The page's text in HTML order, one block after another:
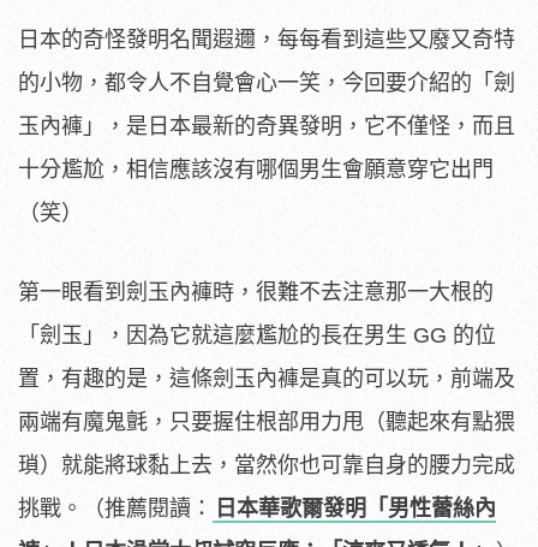
日本的奇怪發明名聞遐邇，每每看到這些又廢又奇特
的小物，都令人不自覺會心一笑，今回要介紹的「劍
玉內褲」，是日本最新的奇異發明，它不僅怪，而且
十分尷尬，相信應該沒有哪個男生會願意穿它出門
（笑）
第一眼看到劍玉內褲時，很難不去注意那一大根的
「劍玉」，因為它就這麼尷尬的長在男生 GG 的位
置，有趣的是，這條劍玉內褲是真的可以玩，前端及
兩端有魔鬼氈，只要握住根部用力甩（聽起來有點猥
瑣）就能將球黏上去，當然你也可靠自身的腰力完成
挑戰。（推薦閱讀：
日本華歌爾發明「男性蕾絲內